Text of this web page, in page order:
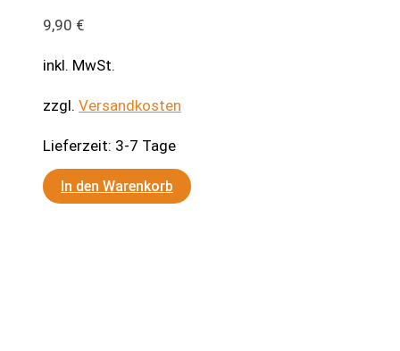
9,90 €
inkl. MwSt.
zzgl. Versandkosten
Lieferzeit: 3-7 Tage
In den Warenkorb